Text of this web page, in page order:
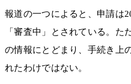
報道の一つによると、申請は
「審査中」とされている。た
の情報にとどまり、手続き上
れたわけではない。